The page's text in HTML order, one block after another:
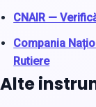
CNAIR —
Compania
Rutiere
Alte